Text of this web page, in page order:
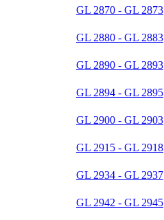
GL 2870 - GL 2873
GL 2880 - GL 2883
GL 2890 - GL 2893
GL 2894 - GL 2895
GL 2900 - GL 2903
GL 2915 - GL 2918
GL 2934 - GL 2937
GL 2942 - GL 2945